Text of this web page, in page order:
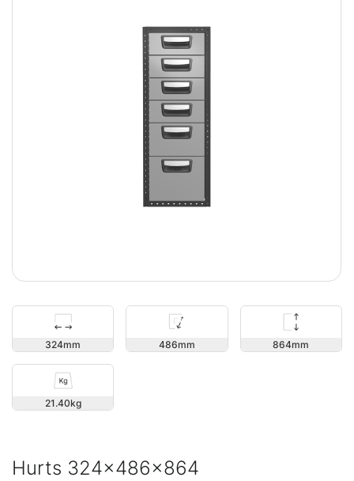
324 486 864
21.40
Hurts 324x486x864